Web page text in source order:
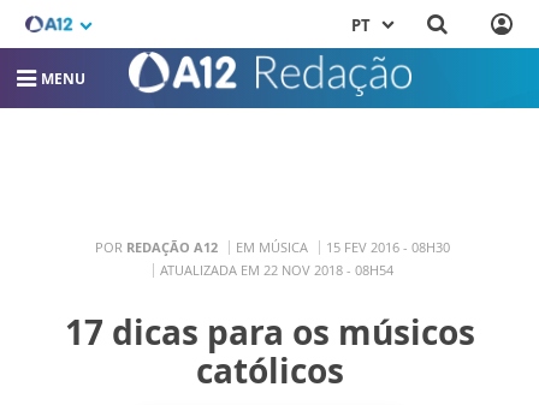
PT
MENU
POR REDAÇÃO A12 EM MÚSICA
15 FEV 2016 - 08H30
ATUALIZADA EM 22 NOV 2018 - 08H54
17 dicas para os músicos
católicos